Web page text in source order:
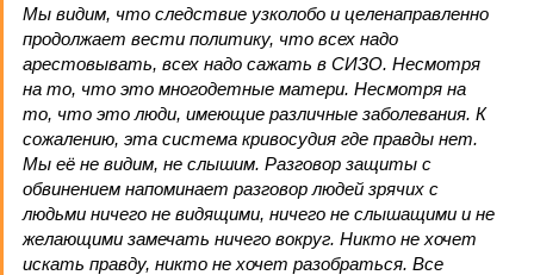
Мы видим, что следствие узколобо и целенаправленно
продолжает вести политику, что всех надо
арестовывать, всех надо сажать в СИЗО. Несмотря
на то, что это многодетные матери. Несмотря на
то, что это люди, имеющие различные заболевания. К
сожалению, эта система кривосудия где правды нет.
Мы её не видим, не слышим. Разговор защиты с
обвинением напоминает разговор людей зрячих с
людьми ничего не видящими, ничего не слышащими и не
желающими замечать ничего вокруг. Никто не хочет
искать правду, никто не хочет разобраться. Все